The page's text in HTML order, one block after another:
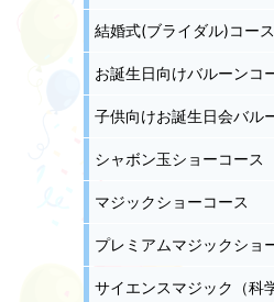
結婚式(ブライダル)コース
お誕生日向けバルーンコ
子供向けお誕生日会バル
シャボン玉ショーコース
マジックショーコース
プレミアムマジックショ
サイエンスマジック（科